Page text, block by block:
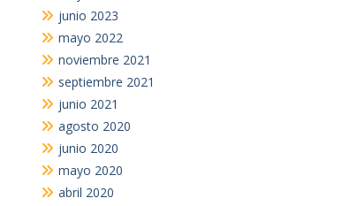
junio 2023
mayo 2022
noviembre 2021
septiembre 2021
junio 2021
agosto 2020
junio 2020
mayo 2020
abril 2020